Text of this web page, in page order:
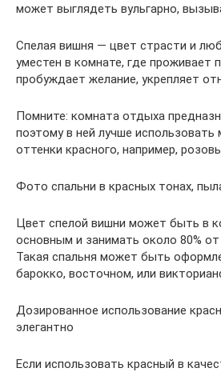
может выглядеть вульгарно,
Спелая вишня — цвет страсти и
уместен в комнате, где проживает
пробуждает желание, укрепляет
Помните: комната отдыха
поэтому в ней лучше
оттенки красного, например,
Фото спальни в красных тонах,
Цвет спелой вишни может быть в
основным и занимать около 80% от
Такая спальня может быть
барокко, восточном, или
Дозированное использование
элегантно
Если использовать красный в